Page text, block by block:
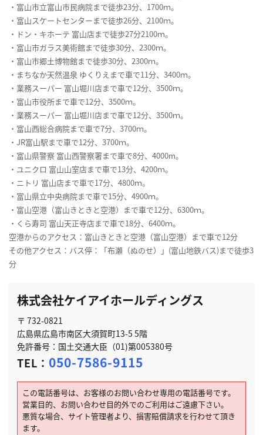
・富山市立富山市民病院まで徒歩23分、1700ｍ。
・富山スケートセンターまで徒歩26分、2100ｍ。
・ドン・キホーテ 富山店まで徒歩27分2100ｍ。
・富山市ガラス美術館まで徒歩30分、2300ｍ。
・富山市郷土博物館まで徒歩30分、2300ｍ。
・まちなか天然温泉 ゆくりえまで車で11分、3400ｍ。
・業務スーパー 富山堀川店まで車で12分、3500ｍ。
・富山市役所まで車で12分、3500ｍ。
・業務スーパー 富山堀川店まで車で12分、3500ｍ。
・富山西総合病院まで車で7分、3700ｍ。
・JR富山駅まで車で12分、3700ｍ。
・富山県警察 富山西警察署まで車で8分、4000m。
・ユニクロ 富山山室店まで車で13分、4200ｍ。
・ニトリ 富山店まで車で17分、4800ｍ。
・富山県立中央病院まで車で15分、4900ｍ。
・富山空港（富山きときと空港）まで車で12分、6300ｍ。
・くら寿司 富山天正寺店まで車で18分、6400ｍ。
空港からのアクセス：富山きときと空港（富山空港）まで車で12分
その他アクセス：バス停：「布瀬（ぬのせ）」(富山地鉄バス)まで徒歩3
分
株式会社ケイアイホールディングス
〒 732-0821
広島県広島市南区大須賀町13-5 5階
免許番号：国土交通大臣（01)第005380号
TEL： 050-7586-9115
この電話番号は、お客様のお問い合わせ専用の電話番号です。
営業目的、お問い合わせ目的外でのご利用はご遠慮下さい。
悪質な場合、サイト管理者より、損害賠償請求を行わせて頂き
ます。